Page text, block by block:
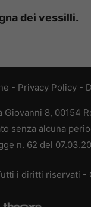
dei vessilli.
- Privacy Policy -
8, 00154
senza alcuna
n. 62 del
i diritti riservati -